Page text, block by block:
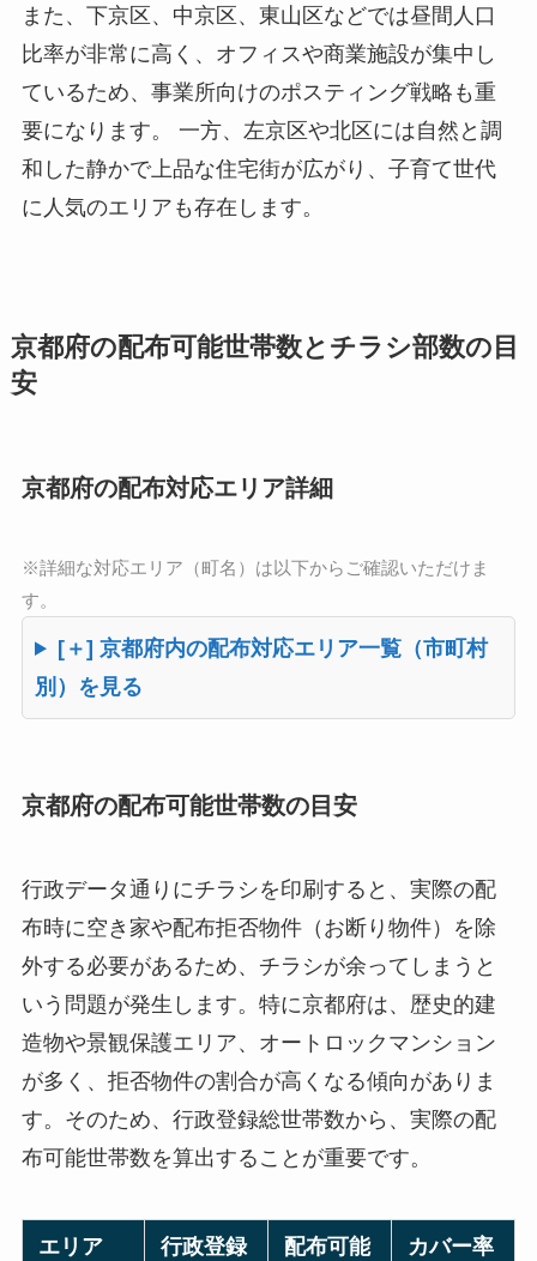
また、下京区、中京区、東山区などでは昼間人口
比率が非常に高く、オフィスや商業施設が集中し
ているため、事業所向けのポスティング戦略も重
要になります。 一方、左京区や北区には自然と調
和した静かで上品な住宅街が広がり、子育て世代
に人気のエリアも存在します。
京都府の配布可能世帯数とチラシ部数の目
安
京都府の配布対応エリア詳細
※詳細な対応エリア（町名）は以下からご確認いただけま
す。
[＋] 京都府内の配布対応エリア一覧（市町村
別）を見る
京都府の配布可能世帯数の目安
行政データ通りにチラシを印刷すると、実際の配
布時に空き家や配布拒否物件（お断り物件）を除
外する必要があるため、チラシが余ってしまうと
いう問題が発生します。特に京都府は、歴史的建
造物や景観保護エリア、オートロックマンション
が多く、拒否物件の割合が高くなる傾向がありま
す。そのため、行政登録総世帯数から、実際の配
布可能世帯数を算出することが重要です。
エリア
行政登録
配布可能
カバー率